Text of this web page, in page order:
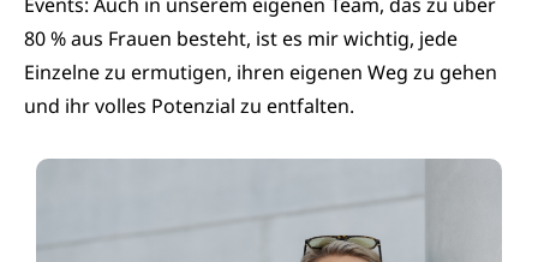
80 % aus Frauen besteht, ist es mir wichtig, jede
Einzelne zu ermutigen, ihren eigenen Weg zu gehen
und ihr volles Potenzial zu entfalten.